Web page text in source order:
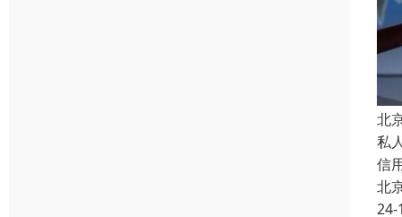
北
私
信
北
24-